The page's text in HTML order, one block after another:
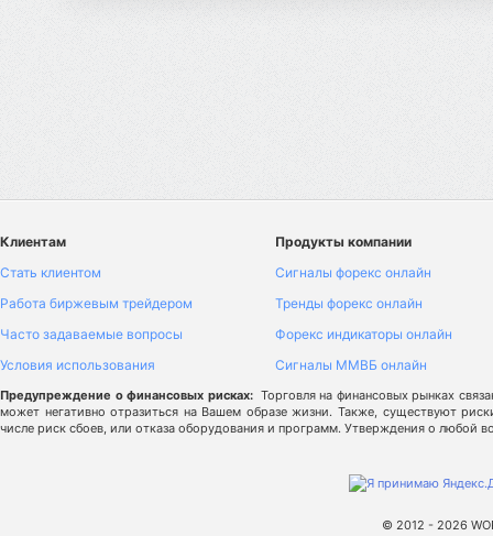
Клиентам
Стать клиентом
Работа биржевым трейдером
Часто задаваемые вопросы
Условия использования
Продукты компании
Сигналы форекс онлайн
Тренды форекс онлайн
Форекс индикаторы онлайн
Сигналы ММВБ онлайн
Предупреждение о финансовых рисках: Торговля на финансовых рынках
может негативно отразиться на Вашем образе жизни. Также, существуют
числе риск сбоев, или отказа оборудования и программ. Утверждения о любой
© 2012 - 2026